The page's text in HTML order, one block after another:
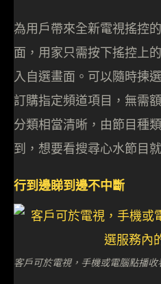
為用戶帶來全新電視搖控
面，用家只需按下搖控上
入自選畫面。可以隨時揀
訂購指定頻道項目，無需
分類相當清晰，由節目種
到，想要看搜尋心水節目
行到邊睇到邊不中斷
客戶可於電視，手機或電腦點播